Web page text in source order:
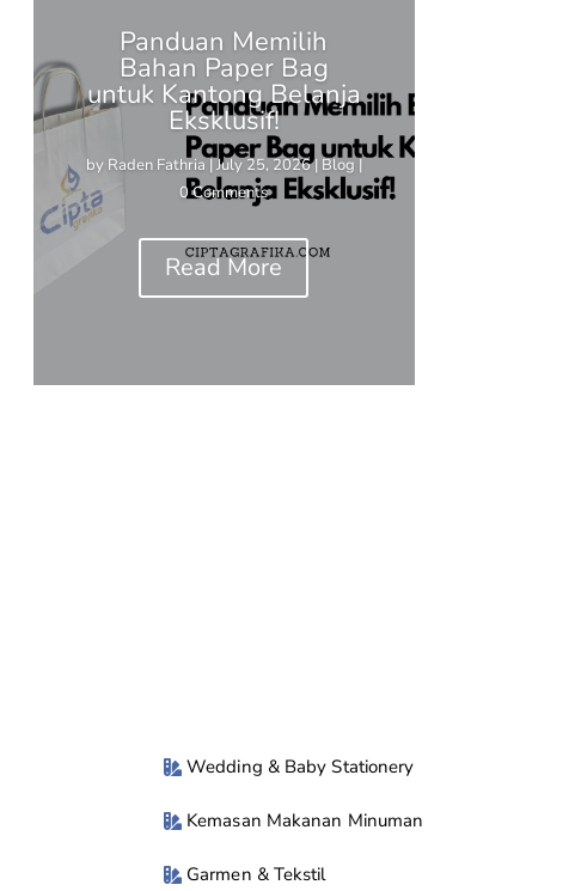
Panduan Memilih
Bahan Paper Bag
untuk Kantong Belanja
Eksklusif!
by Raden Fathria|July 25, 2026| Blog|
0 Comments
Read More
Wedding & Baby Stationery
Kemasan Makanan Minuman
Garmen & Tekstil